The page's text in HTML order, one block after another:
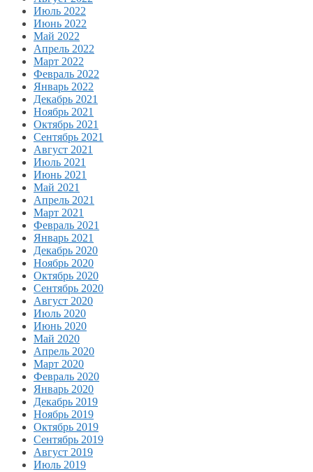
Июль 2022
Июнь 2022
Май 2022
Апрель 2022
Март 2022
Февраль 2022
Январь 2022
Декабрь 2021
Ноябрь 2021
Октябрь 2021
Сентябрь 2021
Август 2021
Июль 2021
Июнь 2021
Май 2021
Апрель 2021
Март 2021
Февраль 2021
Январь 2021
Декабрь 2020
Ноябрь 2020
Октябрь 2020
Сентябрь 2020
Август 2020
Июль 2020
Июнь 2020
Май 2020
Апрель 2020
Март 2020
Февраль 2020
Январь 2020
Декабрь 2019
Ноябрь 2019
Октябрь 2019
Сентябрь 2019
Август 2019
Июль 2019